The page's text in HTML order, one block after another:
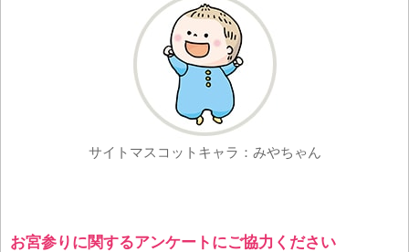
サイトマスコットキャラ：みやちゃん
お宮参りに関するアンケートにご協力ください